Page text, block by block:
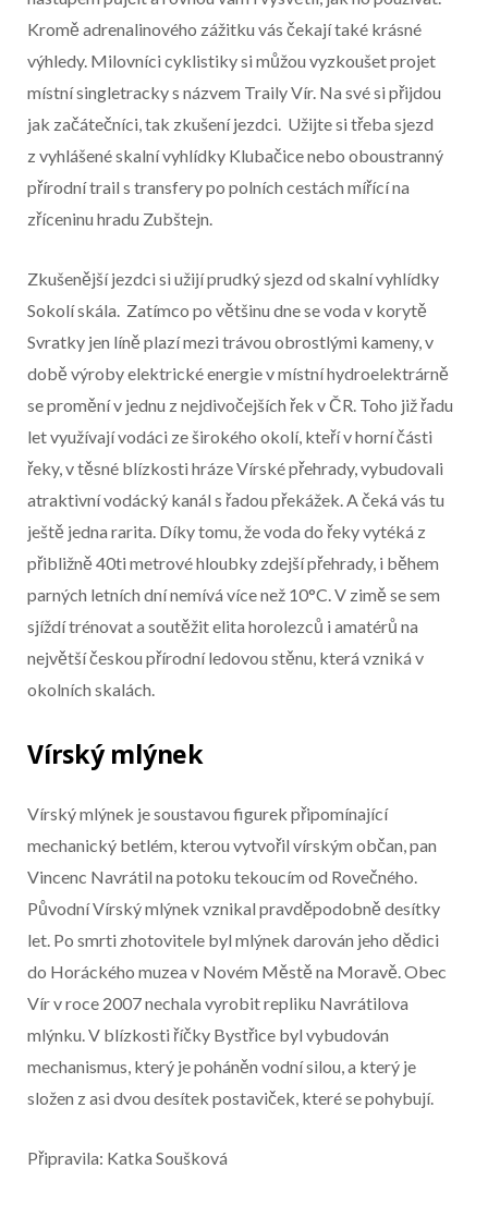
Kromě adrenalinového zážitku vás čekají také krásné
výhledy. Milovníci cyklistiky si můžou vyzkoušet projet
místní singletracky s názvem Traily Vír. Na své si přijdou
jak začátečníci, tak zkušení jezdci. Užijte si třeba sjezd
z vyhlášené skalní vyhlídky Klubačice nebo oboustranný
přírodní trail s transfery po polních cestách mířící na
zříceninu hradu Zubštejn.
Zkušenější jezdci si užijí prudký sjezd od skalní vyhlídky
Sokolí skála. Zatímco po většinu dne se voda v korytě
Svratky jen líně plazí mezi trávou obrostlými kameny, v
době výroby elektrické energie v místní hydroelektrárně
se promění v jednu z nejdivočejších řek v ČR. Toho již řadu
let využívají vodáci ze širokého okolí, kteří v horní části
řeky, v těsné blízkosti hráze Vírské přehrady, vybudovali
atraktivní vodácký kanál s řadou překážek. A čeká vás tu
ještě jedna rarita. Díky tomu, že voda do řeky vytéká z
přibližně 40ti metrové hloubky zdejší přehrady, i během
parných letních dní nemívá více než 10°C. V zimě se sem
sjíždí trénovat a soutěžit elita horolezců i amatérů na
největší českou přírodní ledovou stěnu, která vzniká v
okolních skalách.
Vírský mlýnek
Vírský mlýnek je soustavou figurek připomínající
mechanický betlém, kterou vytvořil vírským občan, pan
Vincenc Navrátil na potoku tekoucím od Rovečného.
Původní Vírský mlýnek vznikal pravděpodobně desítky
let. Po smrti zhotovitele byl mlýnek darován jeho dědici
do Horáckého muzea v Novém Městě na Moravě. Obec
Vír v roce 2007 nechala vyrobit repliku Navrátilova
mlýnku. V blízkosti říčky Bystřice byl vybudován
mechanismus, který je poháněn vodní silou, a který je
složen z asi dvou desítek postaviček, které se pohybují.
Připravila: Katka Soušková